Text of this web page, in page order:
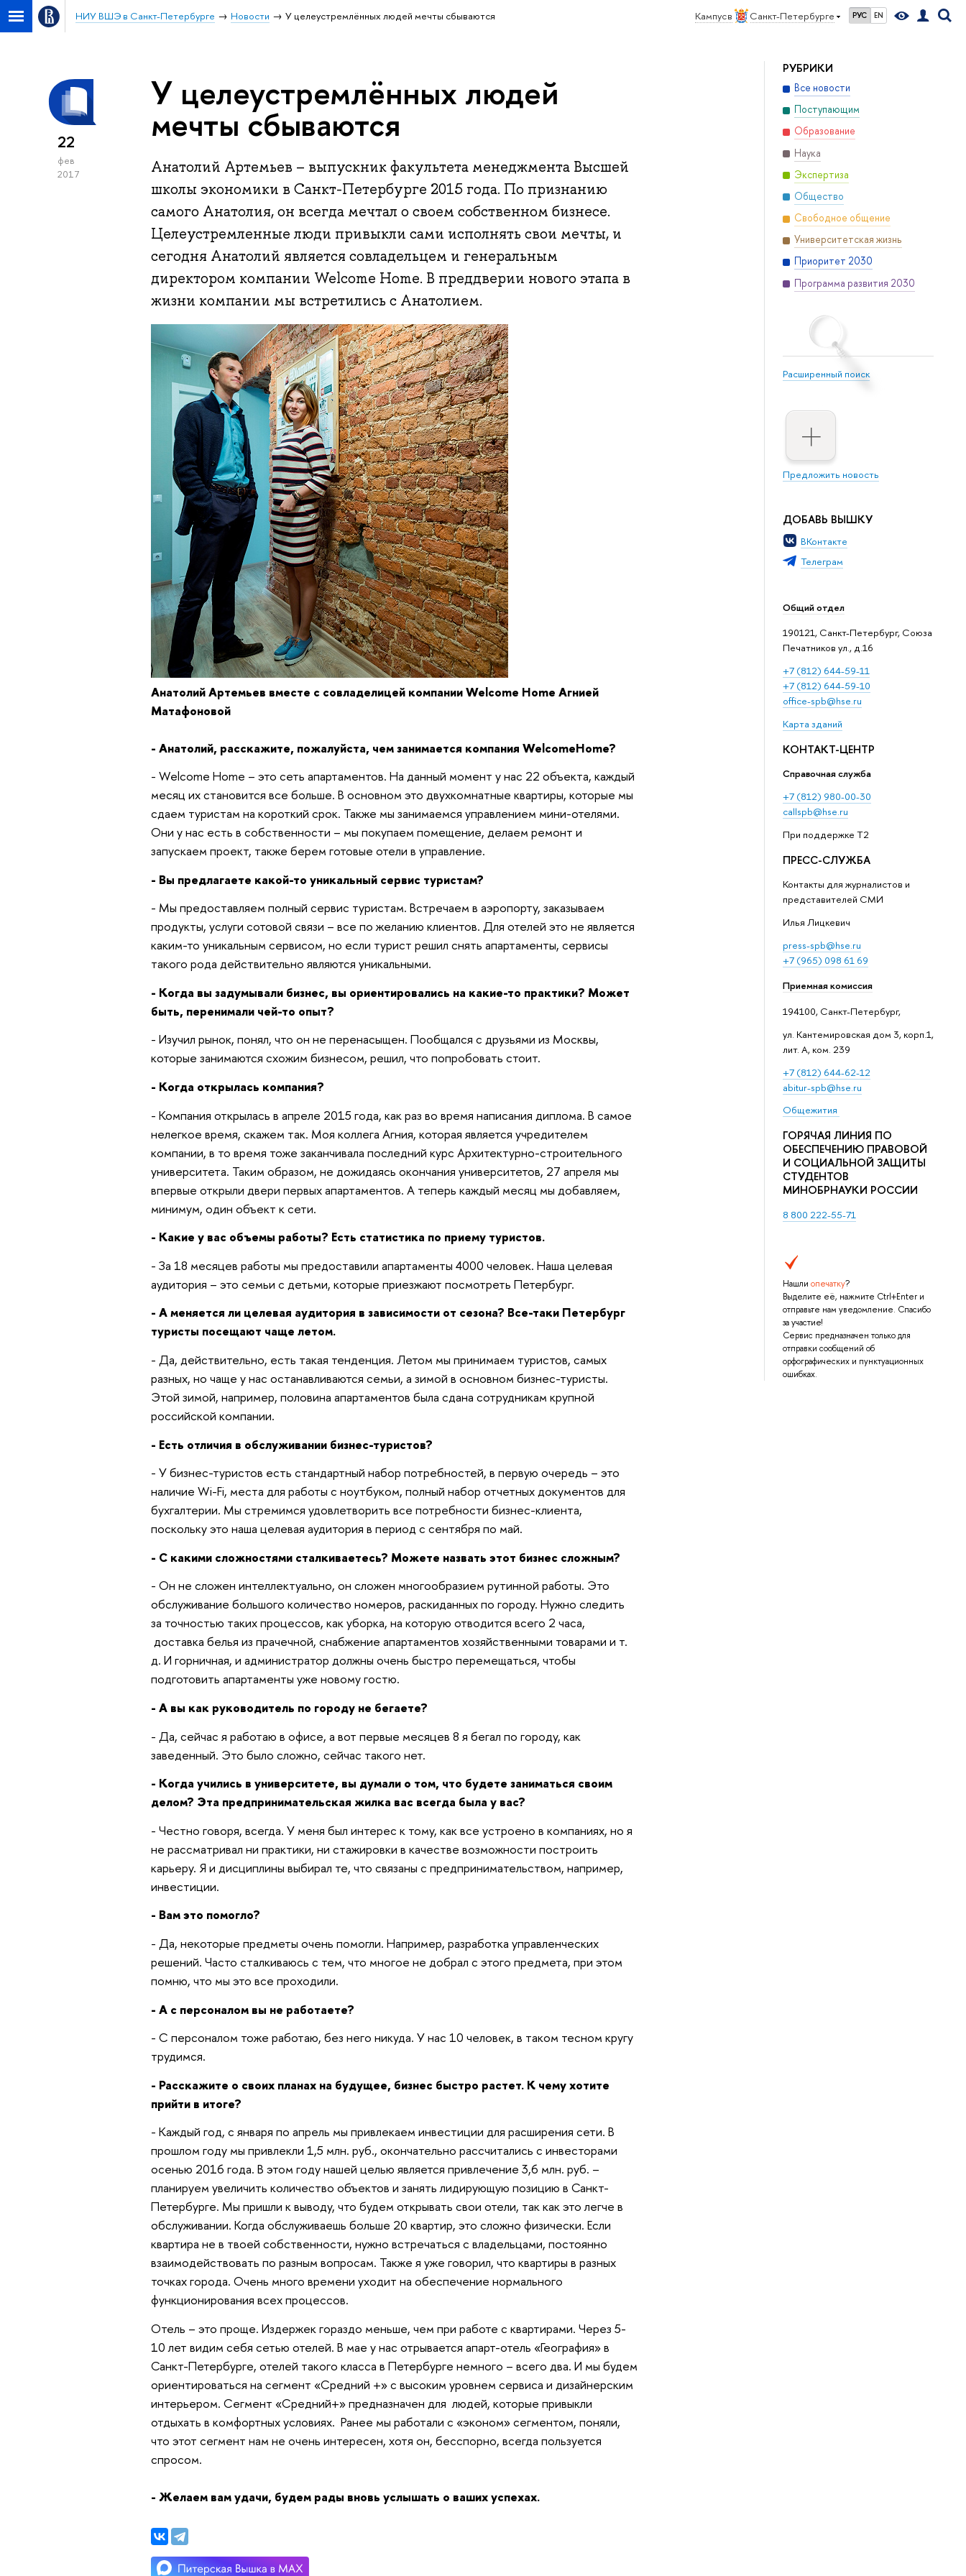
Кампус в Санкт-Петербурге РУС EN
НИУ ВШЭ в Санкт-Петербурге Новости У целеустремлённых людей мечты сбываются
РУБРИКИ
Все новости
Поступающим
Образование
Наука
Экспертиза
Общество
Свободное общение
Университетская жизнь
Приоритет 2030
Программа развития 2030
Расширенный поиск
Предложить новость
ДОБАВЬ ВЫШКУ
ВКонтакте
Телеграм
Общий отдел
190121, Санкт-Петербург, Союза
Печатников ул., д.16
+7 (812) 644-59-11
+7 (812) 644-59-10
office-spb@hse.ru
Карта зданий
КОНТАКТ-ЦЕНТР
Справочная служба
+7 (812) 980-00-30
callspb@hse.ru
При поддержке T2
ПРЕСС-СЛУЖБА
Контакты для журналистов и
представителей СМИ
Илья Лицкевич
press-spb@hse.ru
+7 (965) 098 61 69
Приемная комиссия
194100, Санкт-Петербург,
ул. Кантемировская дом 3, корп.1,
лит. А, ком. 239
+7 (812) 644-62-12
abitur-spb@hse.ru
Общежития
ГОРЯЧАЯ ЛИНИЯ ПО
ОБЕСПЕЧЕНИЮ ПРАВОВОЙ
И СОЦИАЛЬНОЙ ЗАЩИТЫ
СТУДЕНТОВ
МИНОБРНАУКИ РОССИИ
8 800 222-55-71
Нашли опечатку?
Выделите её, нажмите Ctrl+Enter и
отправьте нам уведомление. Спасибо
за участие!
Сервис предназначен только для
отправки сообщений об
орфографических и пунктуационных
ошибках.
22
фев
2017
У целеустремлённых людей
мечты сбываются
Анатолий Артемьев – выпускник факультета менеджмента Высшей
школы экономики в Санкт-Петербурге 2015 года. По признанию
самого Анатолия, он всегда мечтал о своем собственном бизнесе.
Целеустремленные люди привыкли сами исполнять свои мечты, и
сегодня Анатолий является совладельцем и генеральным
директором компании Welcome Home. В преддверии нового этапа в
жизни компании мы встретились с Анатолием.
Анатолий Артемьев вместе с совладелицей компании Welcome Home Агнией
Матафоновой
- Анатолий, расскажите, пожалуйста, чем занимается компания WelcomeHome?
- Welcome Home – это сеть апартаментов. На данный момент у нас 22 объекта, каждый
месяц их становится все больше. В основном это двухкомнатные квартиры, которые мы
сдаем туристам на короткий срок. Также мы занимаемся управлением мини-отелями.
Они у нас есть в собственности – мы покупаем помещение, делаем ремонт и
запускаем проект, также берем готовые отели в управление.
- Вы предлагаете какой-то уникальный сервис туристам?
- Мы предоставляем полный сервис туристам. Встречаем в аэропорту, заказываем
продукты, услуги сотовой связи – все по желанию клиентов. Для отелей это не является
каким-то уникальным сервисом, но если турист решил снять апартаменты, сервисы
такого рода действительно являются уникальными.
- Когда вы задумывали бизнес, вы ориентировались на какие-то практики? Может
быть, перенимали чей-то опыт?
- Изучил рынок, понял, что он не перенасыщен. Пообщался с друзьями из Москвы,
которые занимаются схожим бизнесом, решил, что попробовать стоит.
- Когда открылась компания?
- Компания открылась в апреле 2015 года, как раз во время написания диплома. В самое
нелегкое время, скажем так. Моя коллега Агния, которая является учредителем
компании, в то время тоже заканчивала последний курс Архитектурно-строительного
университета. Таким образом, не дожидаясь окончания университетов, 27 апреля мы
впервые открыли двери первых апартаментов. А теперь каждый месяц мы добавляем,
минимум, один объект к сети.
- Какие у вас объемы работы? Есть статистика по приему туристов.
- За 18 месяцев работы мы предоставили апартаменты 4000 человек. Наша целевая
аудитория – это семьи с детьми, которые приезжают посмотреть Петербург.
- А меняется ли целевая аудитория в зависимости от сезона? Все-таки Петербург
туристы посещают чаще летом.
- Да, действительно, есть такая тенденция. Летом мы принимаем туристов, самых
разных, но чаще у нас останавливаются семьи, а зимой в основном бизнес-туристы.
Этой зимой, например, половина апартаментов была сдана сотрудникам крупной
российской компании.
- Есть отличия в обслуживании бизнес-туристов?
- У бизнес-туристов есть стандартный набор потребностей, в первую очередь – это
наличие Wi-Fi, места для работы с ноутбуком, полный набор отчетных документов для
бухгалтерии. Мы стремимся удовлетворить все потребности бизнес-клиента,
поскольку это наша целевая аудитория в период с сентября по май.
- С какими сложностями сталкиваетесь? Можете назвать этот бизнес сложным?
- Он не сложен интеллектуально, он сложен многообразием рутинной работы. Это
обслуживание большого количество номеров, раскиданных по городу. Нужно следить
за точностью таких процессов, как уборка, на которую отводится всего 2 часа,
доставка белья из прачечной, снабжение апартаментов хозяйственными товарами и т.
д. И горничная, и администратор должны очень быстро перемещаться, чтобы
подготовить апартаменты уже новому гостю.
- А вы как руководитель по городу не бегаете?
- Да, сейчас я работаю в офисе, а вот первые месяцев 8 я бегал по городу, как
заведенный. Это было сложно, сейчас такого нет.
- Когда учились в университете, вы думали о том, что будете заниматься своим
делом? Эта предпринимательская жилка вас всегда была у вас?
- Честно говоря, всегда. У меня был интерес к тому, как все устроено в компаниях, но я
не рассматривал ни практики, ни стажировки в качестве возможности построить
карьеру. Я и дисциплины выбирал те, что связаны с предпринимательством, например,
инвестиции.
- Вам это помогло?
- Да, некоторые предметы очень помогли. Например, разработка управленческих
решений. Часто сталкиваюсь с тем, что многое не добрал с этого предмета, при этом
помню, что мы это все проходили.
- А с персоналом вы не работаете?
- С персоналом тоже работаю, без него никуда. У нас 10 человек, в таком тесном кругу
трудимся.
- Расскажите о своих планах на будущее, бизнес быстро растет. К чему хотите
прийти в итоге?
- Каждый год, с января по апрель мы привлекаем инвестиции для расширения сети. В
прошлом году мы привлекли 1,5 млн. руб., окончательно рассчитались с инвесторами
осенью 2016 года. В этом году нашей целью является привлечение 3,6 млн. руб. –
планируем увеличить количество объектов и занять лидирующую позицию в Санкт-
Петербурге. Мы пришли к выводу, что будем открывать свои отели, так как это легче в
обслуживании. Когда обслуживаешь больше 20 квартир, это сложно физически. Если
квартира не в твоей собственности, нужно встречаться с владельцами, постоянно
взаимодействовать по разным вопросам. Также я уже говорил, что квартиры в разных
точках города. Очень много времени уходит на обеспечение нормального
функционирования всех процессов.
Отель – это проще. Издержек гораздо меньше, чем при работе с квартирами. Через 5-
10 лет видим себя сетью отелей. В мае у нас отрывается апарт-отель «География» в
Санкт-Петербурге, отелей такого класса в Петербурге немного – всего два. И мы будем
ориентироваться на сегмент «Средний +» с высоким уровнем сервиса и дизайнерским
интерьером. Сегмент «Средний+» предназначен для людей, которые привыкли
отдыхать в комфортных условиях. Ранее мы работали с «эконом» сегментом, поняли,
что этот сегмент нам не очень интересен, хотя он, бесспорно, всегда пользуется
спросом.
- Желаем вам удачи, будем рады вновь услышать о ваших успехах.